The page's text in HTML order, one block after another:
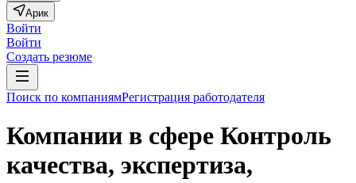
Арик
Войти
Войти
Создать резюме
Поиск по компаниямРегистрация работодателя
Компании в сфере Контроль
качества, экспертиза,